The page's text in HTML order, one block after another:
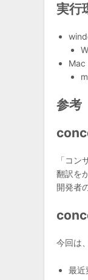
実行
Mac
参考
「コン
翻訳を
開発者
今回は
最近